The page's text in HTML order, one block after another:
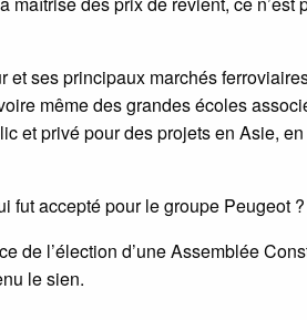
ses principaux marchés
même des grandes écoles
et privé pour des projets en Asie,
fut accepté pour le groupe Peugeot ?
de l’élection d’une Assemblée
le sien.